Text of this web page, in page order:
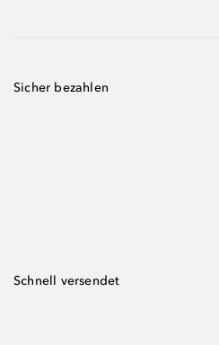
Sicher bezahlen
Schnell versendet